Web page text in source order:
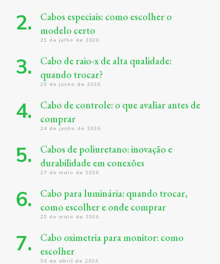
Cabos especiais: como escolher o
modelo certo
21 de julho de 2026
Cabo de raio-x de alta qualidade:
quando trocar?
26 de junho de 2026
Cabo de controle: o que avaliar antes de
comprar
24 de junho de 2026
Cabos de poliuretano: inovação e
durabilidade em conexões
27 de maio de 2026
Cabo para luminária: quando trocar,
como escolher e onde comprar
21 de maio de 2026
Cabo oximetria para monitor: como
escolher
30 de abril de 2026